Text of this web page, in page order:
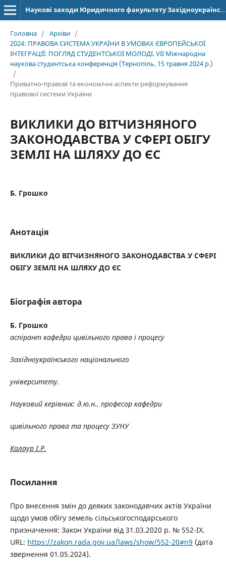
Наукові заходи Юридичного факультету Західноукраїнського національного університету
Головна / Архіви /
2024: ПРАВОВА СИСТЕМА УКРАЇНИ В УМОВАХ ЄВРОПЕЙСЬКОЇ
ІНТЕГРАЦІЇ: ПОГЛЯД СТУДЕНТСЬКОЇ МОЛОДІ. VІІ Міжнародна
наукова студентська конференція (Тернопіль, 15 травня 2024 р.)
/
Приватно-правові та економічні аспекти реформування
правової системи України
ВИКЛИКИ ДО ВІТЧИЗНЯНОГО
ЗАКОНОДАВСТВА У СФЕРІ ОБІГУ
ЗЕМЛІ НА ШЛЯХУ ДО ЄС
Б. Грошко
Анотація
ВИКЛИКИ ДО ВІТЧИЗНЯНОГО ЗАКОНОДАВСТВА У СФЕРІ
ОБІГУ ЗЕМЛІ НА ШЛЯХУ ДО ЄС
Біографія автора
Б. Грошко
аспірант кафедри цивільного права і процесу
Західноукраїнського національного
університету.
Науковий керівник: д.ю.н., професор кафедри
цивільного права та процесу ЗУНУ
Калаур І.Р.
Посилання
Про внесення змін до деяких законодавчих актів України
щодо умов обігу земель сільськогосподарського
призначення: Закон України від 31.03.2020 р. № 552-IX.
URL: https://zakon.rada.gov.ua/laws/show/552-20#n9 (дата
звернення 01.05.2024).